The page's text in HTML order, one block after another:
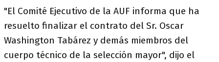
"El Comité Ejecutivo de la AUF informa que ha
resuelto finalizar el contrato del Sr. Oscar
Washington Tabárez y demás miembros del
cuerpo técnico de la selección mayor", dijo el